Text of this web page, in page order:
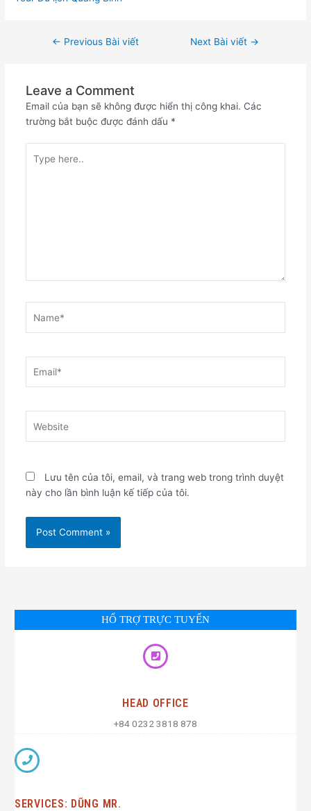
← Previous Bài viết Next Bài viết →
Leave a Comment
Email của bạn sẽ không được hiển thị công khai. Các
trường bắt buộc được đánh dấu *
here..
Lưu tên của tôi, email, và trang web trong trình duyệt
này cho lần bình luận kế tiếp của tôi.
HỔ TRỢ TRỰC TUYẾN
HEAD OFFICE
+84 0232 3818 878
SERVICES: DŨNG MR.